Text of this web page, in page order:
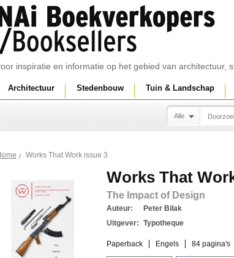
inspiratie en informatie op het gebied van architectuur,
Architectuur Stedenbouw Tuin & Landschap
Alle
Works That Work issue 3
Works That
The Impact of Design
Auteur:
Peter Bilak
Uitgever: Typotheque
Paperback Engels 84 pagina's